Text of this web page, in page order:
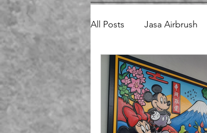
All Posts Jasa Airbrush
Produk Fiberglass
Patung Fiberglass